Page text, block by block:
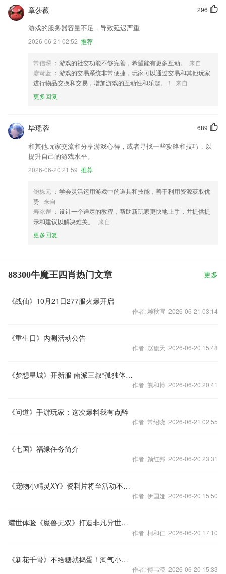
296
章莎薇
游戏的服务器容量不足，导致延迟严重
2026-06-21 02:52 推荐
常信琛 ：游戏的社交功能不够完善，希望能有更多互动。
来自
廖苛蓝 ：游戏的交易系统非常便捷，玩家可以通过交易和其他玩家
进行物品交换和交易，增加游戏的互动性和乐趣。！
来自
更多回复
689
毕瑶蓉
和其他玩家交流和分享游戏心得，或者寻找一些攻略和技巧，以
提升自己的游戏水平。
2026-06-20 21:59 推荐
鲍栋元 ：学会灵活运用游戏中的道具和技能，善于利用资源获取优
势 来自
寿冰罡 ：设计一个详尽的教程，帮助新玩家更快地上手，并提供提
示和建议以解决难关。
来自
更多回复
88300牛魔王四肖热门文章 更多
《战仙》10月21日277服火爆开启
作者: 赖秋宜 2026-06-21 03:14
《重生日》内测活动公告
作者: 赵馥天 2026-06-20 15:48
《梦想星城》开新服 南派三叔“孤独体”走红
作者: 熊和博 2026-06-20 20:41
《问道》手游玩家：这次爆料我有点醉
作者: 常绍晓 2026-06-21 02:55
《七国》福缘任务简介
作者: 颜红邦 2026-06-20 23:31
《宠物小精灵XY》资料片将至活动不停歇
作者: 伊国娅 2026-06-20 15:50
耀世体验《魔兽无双》打造非凡异世之旅
作者: 柯和仁 2026-06-20 17:10
《新花千骨》不给糖就捣蛋！淘气小骨送好礼
作者: 傅韦滢 2026-06-20 15:33